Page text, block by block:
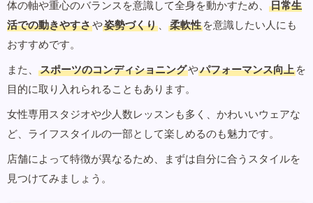
体の軸や重心のバランスを意識して全身を動かすため、
日常生
活での動きやすさや姿勢づくり 、 柔軟性 を意識したい人にも
おすすめです。
また、
スポーツのコンディショニングやパフォーマンス向上 を
目的に取り入れられることもあります。
女性専用スタジオや少人数レッスンも多く、かわいいウェアな
ど、ライフスタイルの一部として楽しめるのも魅力です。
店舗によって特徴が異なるため、まずは自分に合うスタイルを
見つけてみましょう。